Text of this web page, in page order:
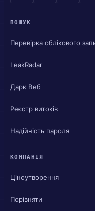
ПОШУК
Перевірка облікового
LeakRadar
Дарк Веб
Реєстр витоків
Надійність пароля
КОМПАНІЯ
Ціноутворення
Порівняти